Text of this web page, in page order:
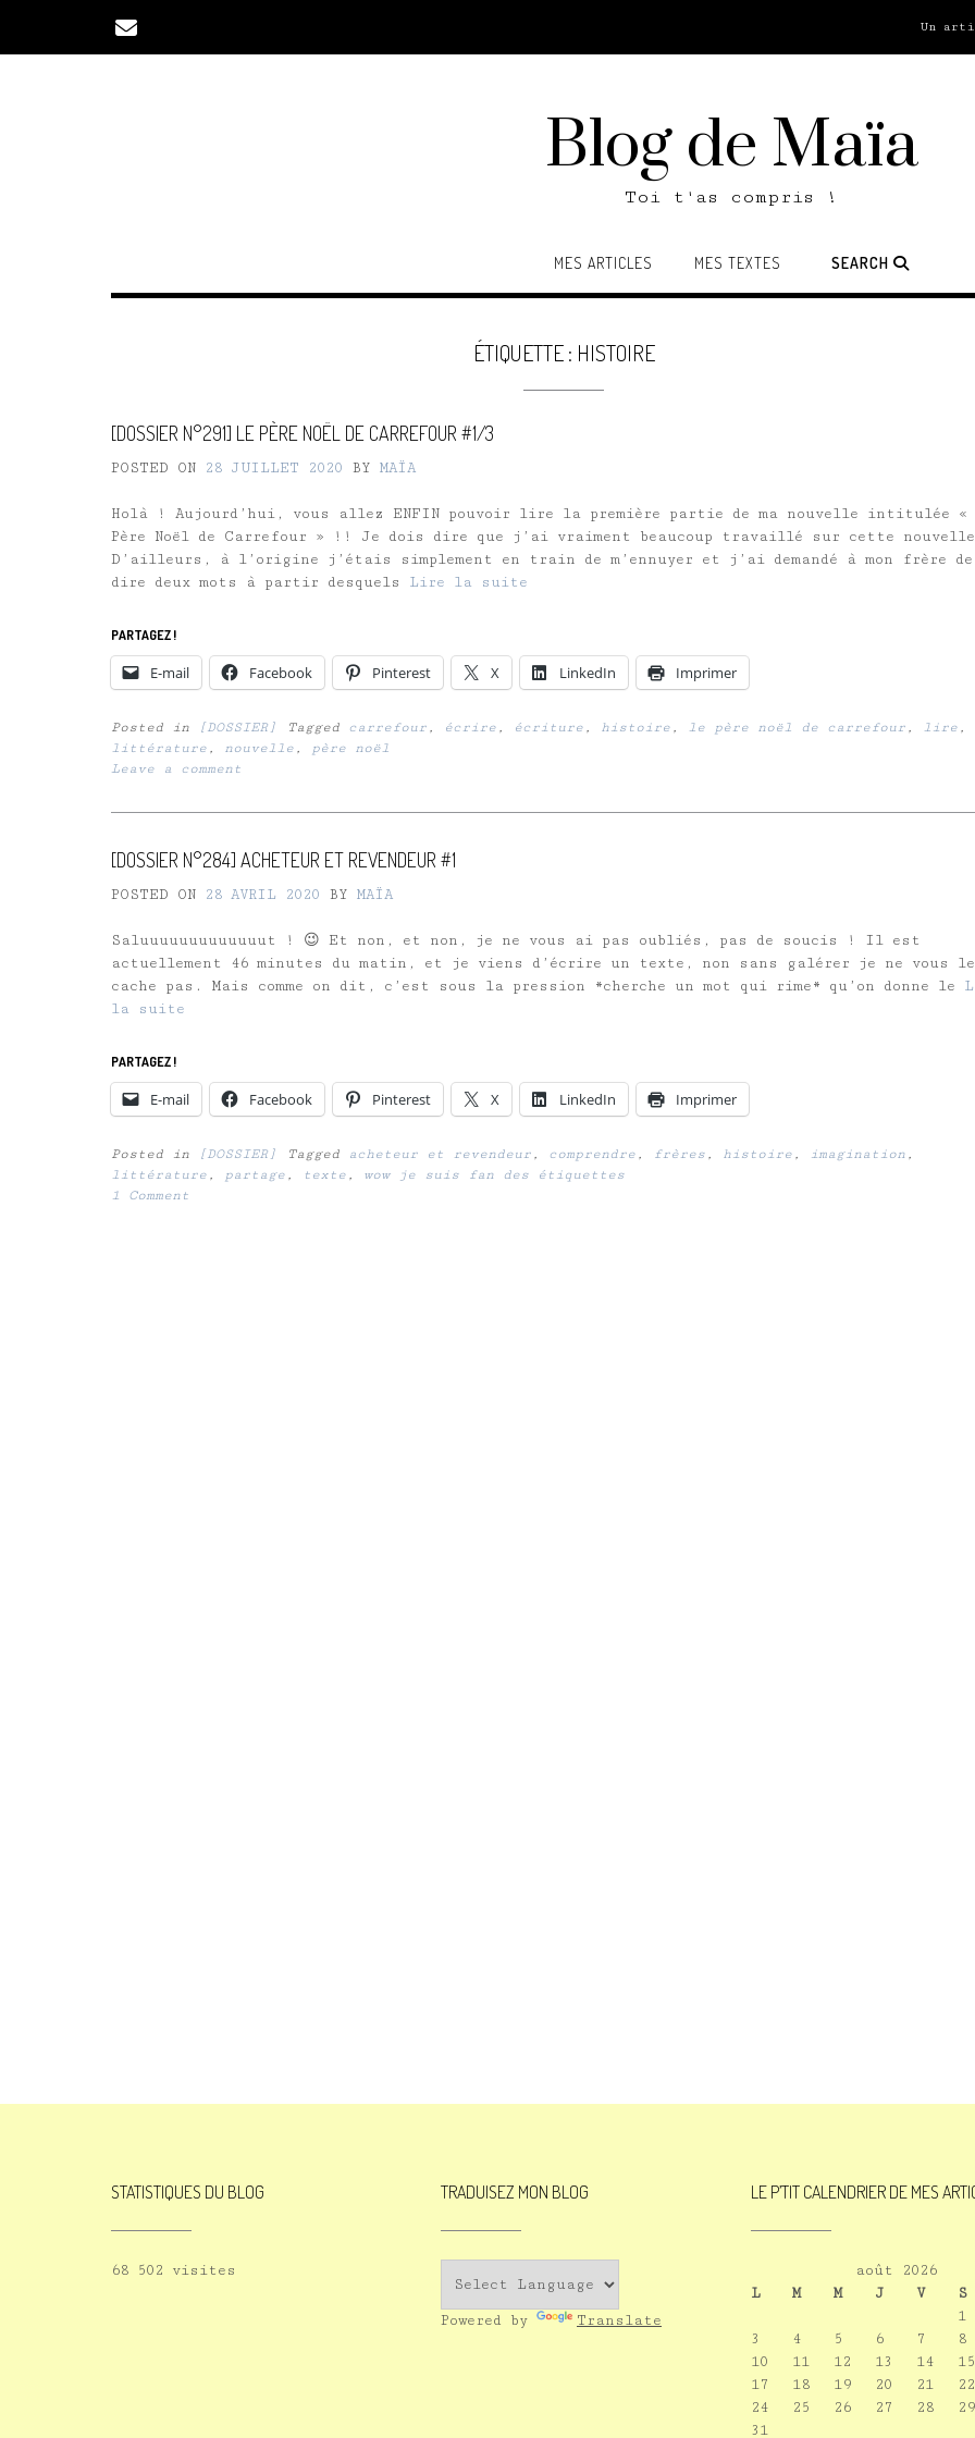
content
Un
Blog de Maïa
Toi t'as compris !
MES ARTICLES MES TEXTES SEARCH
ÉTIQUETTE : HISTOIRE
[DOSSIER N°291] LE PÈRE NOËL DE CARREFOUR #1/3
POSTED ON 28 JUILLET 2020 BY MAÏA
Holà ! Aujourd’hui, vous allez ENFIN pouvoir lire la première partie de ma nouvelle intitulée «
Père Noël de Carrefour » !! Je dois dire que j’ai vraiment beaucoup travaillé sur cette
D’ailleurs, à l’origine j’étais simplement en train de m’ennuyer et j’ai demandé à mon frère de
dire deux mots à partir desquels Lire la suite
PARTAGEZ !
E-mail Facebook Pinterest X LinkedIn Imprimer
Posted in [DOSSIER] Tagged carrefour , écrire , écriture , histoire , le père noël de carrefour , lire ,
littérature , nouvelle ,
père noël
Leave a comment
[DOSSIER N°284] ACHETEUR ET REVENDEUR #1
POSTED ON 28 AVRIL 2020 BY MAÏA
Saluuuuuuuuuuuuut ! 😉 Et non, et non, je ne vous ai pas oubliés, pas de soucis ! Il est
actuellement 46 minutes du matin, et je viens d’écrire un texte, non sans galérer je ne vous le
cache pas. Mais comme on dit, c’est sous la pression *cherche un mot qui rime* qu’on donne le
la suite
PARTAGEZ !
E-mail Facebook Pinterest X LinkedIn Imprimer
Posted in [DOSSIER] Tagged acheteur et revendeur , comprendre , frères , histoire , imagination ,
littérature , partage , texte , wow je suis fan des étiquettes
1 Comment
STATISTIQUES DU BLOG
68 502 visites
TRADUISEZ MON BLOG
Powered by Translate
LE P’TIT CALENDRIER DE MES
août 2026
L
M M J V
S
1
3
4 5 6 7
8
10
11 12 13 14
15
17
18 19 20 21
22
24
25 26 27 28
29
31